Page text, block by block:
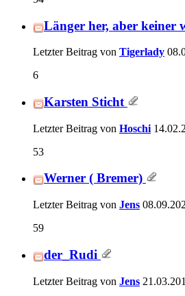
Länger her, aber keiner
Letzter Beitrag von Tigerlady
6
Karsten Sticht
Letzter Beitrag von Hoschi
53
Werner ( Bremer)
Letzter Beitrag von Jens
59
der_Rudi
Letzter Beitrag von Jens